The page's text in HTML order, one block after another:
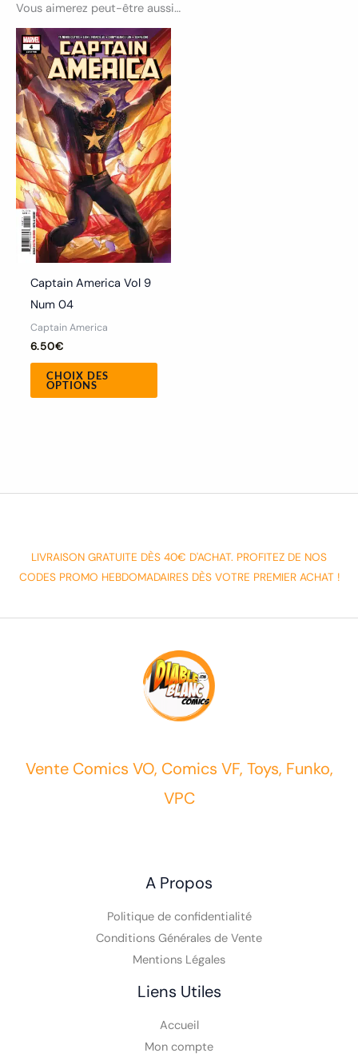
Vous aimerez peut-être aussi…
Captain America Vol 9
Num 04
Captain America
6.50€
CHOIX DES
OPTIONS
Ce
produit
a
plusieurs
variations.
Les
options
peuvent
être
choisies
sur
LIVRAISON GRATUITE DÈS 40€ D'ACHAT. PROFITEZ DE NOS
CODES PROMO HEBDOMADAIRES DÈS VOTRE PREMIER ACHAT !
Vente Comics VO, Comics VF, Toys, Funko,
VPC
A Propos
Politique de confidentialité
Conditions Générales de Vente
Mentions Légales
Liens Utiles
Accueil
Mon compte